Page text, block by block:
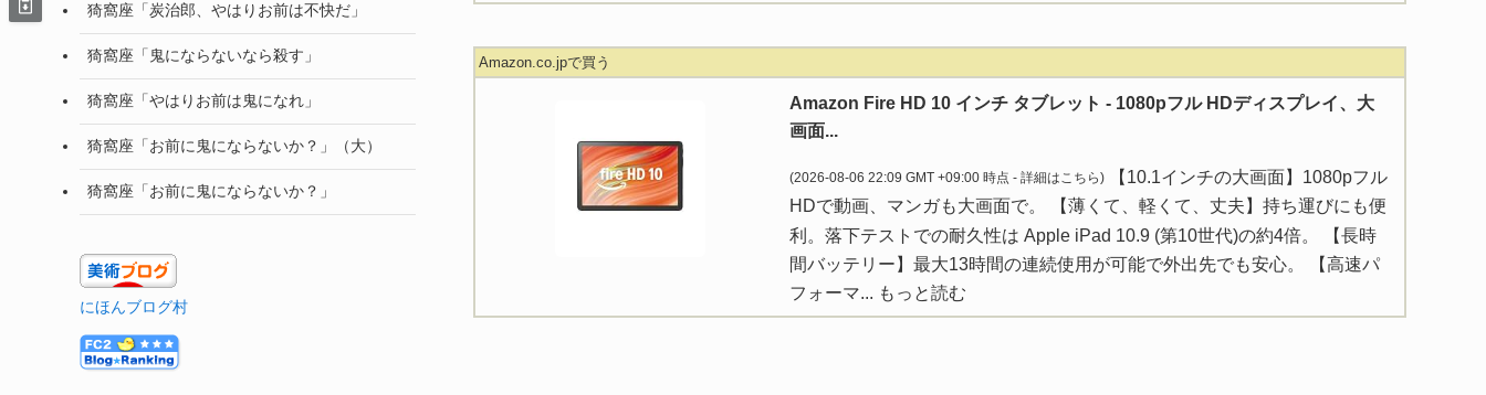
Amazon.co.jpで買う
Amazon Fire HD 10 インチ タブレット - 1080pフル HDディスプレイ、大
画面...
(2026-08-06 22:09 GMT +09:00 時点 - 詳細はこちら)
【10.1インチの大画面】1080pフル
HDで動画、マンガも大画面で。 【薄くて、軽くて、丈夫】持ち運びにも便
利。落下テストでの耐久性は Apple iPad 10.9 (第10世代)の約4倍。 【長時
間バッテリー】最大13時間の連続使用が可能で外出先でも安心。 【高速パ
フォーマ... もっと読む
猗窩座「炭治郎、やはりお前は不快だ」
猗窩座「鬼にならないなら殺す」
猗窩座「やはりお前は鬼になれ」
猗窩座「お前に鬼にならないか？」（大）
猗窩座「お前に鬼にならないか？」
にほんブログ村